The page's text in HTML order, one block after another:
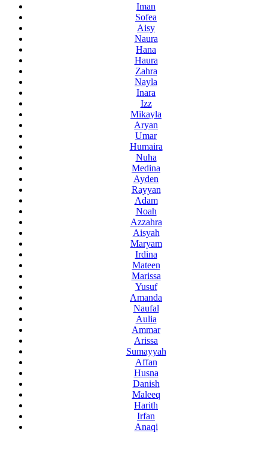
Iman
Sofea
Aisy
Naura
Hana
Haura
Zahra
Nayla
Inara
Izz
Mikayla
Aryan
Umar
Humaira
Nuha
Medina
Ayden
Rayyan
Adam
Noah
Azzahra
Aisyah
Maryam
Irdina
Mateen
Marissa
Yusuf
Amanda
Naufal
Aulia
Ammar
Arissa
Sumayyah
Affan
Husna
Danish
Maleeq
Harith
Irfan
Anaqi